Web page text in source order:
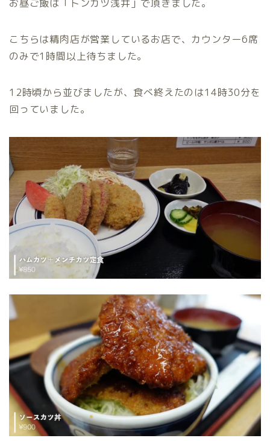
お昼ご飯は「トンカツ浅井」で頂きました。
こちらは精肉店が営業しているお店で、カウンター6席
のみで1時間以上待ちました。
12時頃から並びましたが、食べ終えたのは14時30分を
回っていました。